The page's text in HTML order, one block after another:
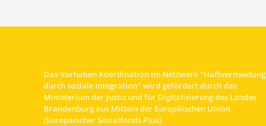
Das Vorhaben Koordination im Netzwerk "Haftvermeidung
durch soziale Integration" wird gefördert durch das
Ministerium der Justiz und für Digitalisierung des Landes
Brandenburg aus Mitteln der Europäischen Union
(Europäischer Sozialfonds Plus).